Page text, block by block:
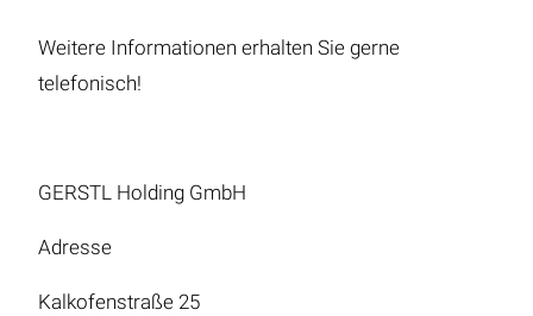
Weitere Informationen erhalten Sie gerne
telefonisch!
GERSTL Holding GmbH
Adresse
Kalkofenstraße 25